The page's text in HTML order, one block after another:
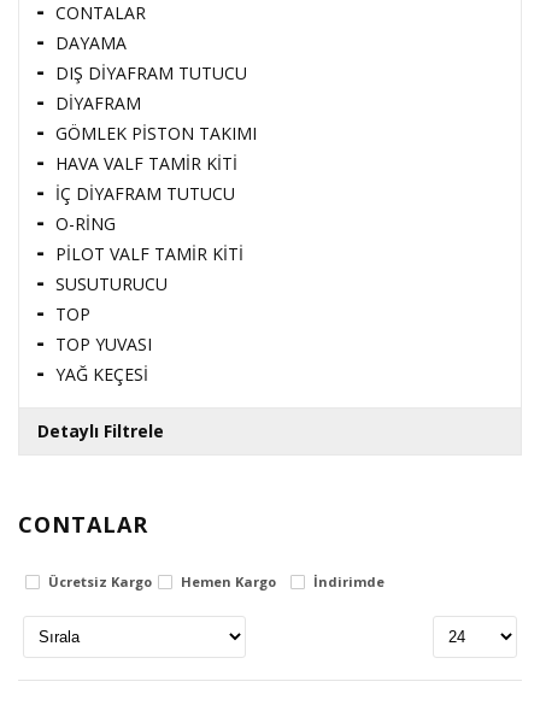
CONTALAR
DAYAMA
DIŞ DİYAFRAM TUTUCU
DİYAFRAM
GÖMLEK PİSTON TAKIMI
HAVA VALF TAMİR KİTİ
İÇ DİYAFRAM TUTUCU
O-RİNG
PİLOT VALF TAMİR KİTİ
SUSUTURUCU
TOP
TOP YUVASI
YAĞ KEÇESİ
Detaylı Filtrele
CONTALAR
Ücretsiz Kargo Hemen Kargo İndirimde